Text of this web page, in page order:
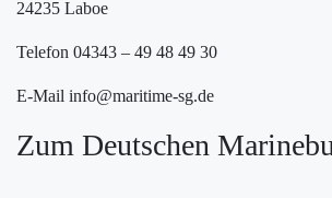
24235 Laboe
Telefon 04343 – 49 48 49 30
E-Mail info@maritime-sg.de
Zum Deutschen